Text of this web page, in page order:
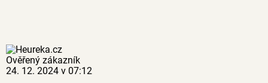
Ověřený zákazník
24. 12. 2024 v 07:12